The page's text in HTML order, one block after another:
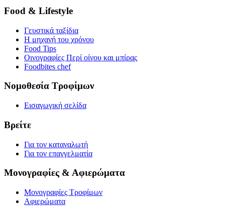
Food & Lifestyle
Γευστικά ταξίδια
Η μηχανή του χρόνου
Food Tips
Οινογραφίες Περί οίνου και μπίρας
Foodbites chef
Νομοθεσία Τροφίμων
Εισαγωγική σελίδα
Βρείτε
Για τον καταναλωτή
Για τον επαγγελματία
Μονογραφίες & Αφιερώματα
Μονογραφίες Τροφίμων
Αφιερώματα